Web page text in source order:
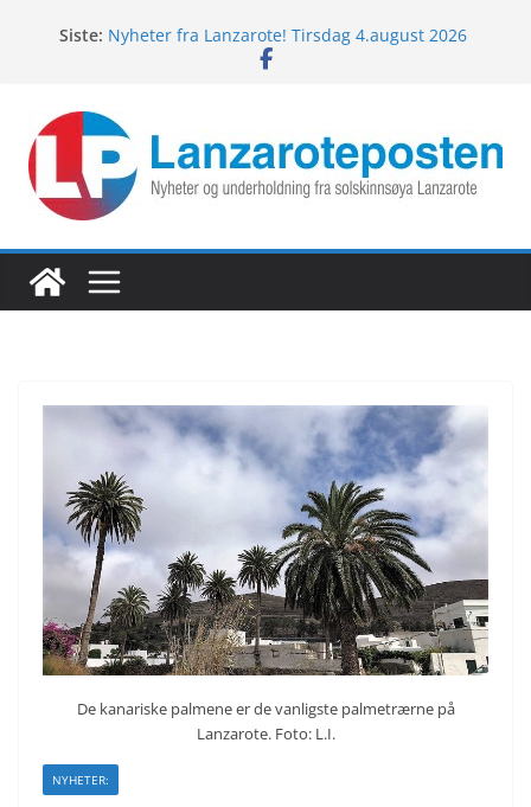
Siste: Nyheter fra Lanzarote! Tirsdag 4.august 2026
Lanzarotes enestående fugleliv
Nyheter fra Lanzarote! Onsdag 5.august 2026
De kanariske palmene er de vanligste palmetrærne på
Lanzarote. Foto: L.I.
NYHETER: